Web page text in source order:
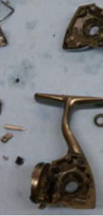
1000SGの1年点検